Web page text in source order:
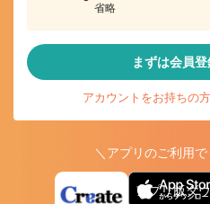
省略
まずは会員登
アカウントをお持ちの
＼アプリのご利用
アプリ版ダ